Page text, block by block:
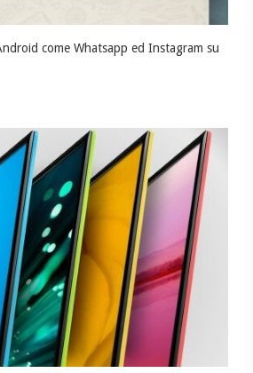
come Whatsapp ed Instagram su